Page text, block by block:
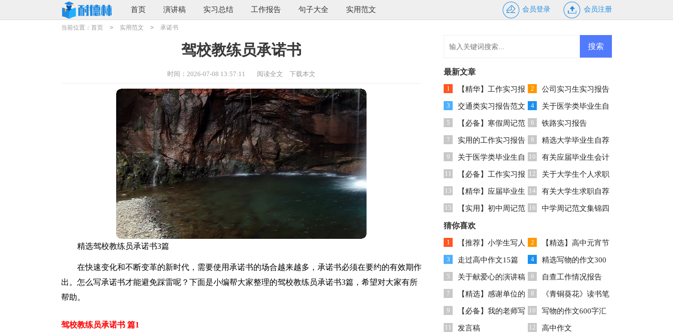
首页 演讲稿 实习总结 工作报告 句子大全 实用范文 会员登录 会员注册
当前位置： 首页 > 实用范文 > 承诺书
驾校教练员承诺书
时间：2026-07-08 13:57:11 阅读全文 下载本文
精选驾校教练员承诺书3篇
在快速变化和不断变革的新时代，需要使用承诺书的场合越来越多，承诺书必须在要约的有效期作
出。怎么写承诺书才能避免踩雷呢？下面是小编帮大家整理的驾校教练员承诺书3篇，希望对大家有所
帮助。
驾校教练员承诺书 篇1
最新文章
1 【精华】工作实习报
告模板锦集六篇
2 公司实习生实习报告
集合9篇
3 交通类实习报告范文
汇编9篇
4 关于医学类毕业生自
荐信范文汇总九篇
5 【必备】寒假周记范
文合集六篇
6 铁路实习报告
7 实用的工作实习报告
汇总七篇
8 精选大学毕业生自荐
信范文汇编5篇
9 关于医学类毕业生自
荐信模板锦集九篇
10 有关应届毕业生会计
专业自荐信三篇
11 【必备】工作实习报
告模板锦集7篇
12 关于大学生个人求职
自荐信范文汇总六篇
13 【精华】应届毕业生
会计专业自荐信四篇
14 有关大学生求职自荐
信
15 【实用】初中周记范
文合集五篇
16 中学周记范文集锦四
猜你喜欢
1 【推荐】小学生写人
作文300字锦集八篇
2 【精选】高中元宵节
作文合集十篇
3 走过高中作文15篇 4 精选写物的作文300
字集锦10篇
5 关于献爱心的演讲稿 6 自查工作情况报告
7 【精选】感谢单位的
感谢信三篇
8 《青铜葵花》读书笔
记
9 【必备】我的老师写
人作文300字集锦八篇
10 写物的作文600字汇
总6篇
11 发言稿 12 高中作文